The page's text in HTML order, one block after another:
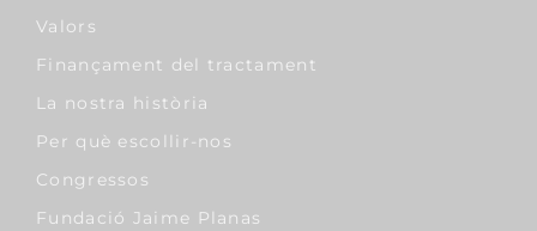
Valors
Finançament del tractament
La nostra història
Per què escollir-nos
Congressos
Fundació Jaime Planas